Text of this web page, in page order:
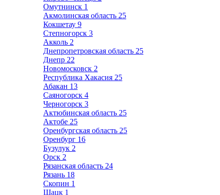
Омутнинск 1
Акмолинская область 25
Кокшетау 9
Степногорск 3
Акколь 2
Днепропетровская область 25
Днепр 22
Новомосковск 2
Республика Хакасия 25
Абакан 13
Саяногорск 4
Черногорск 3
Актюбинская область 25
Актобе 25
Оренбургская область 25
Оренбург 16
Бузулук 2
Орск 2
Рязанская область 24
Рязань 18
Скопин 1
Шацк 1